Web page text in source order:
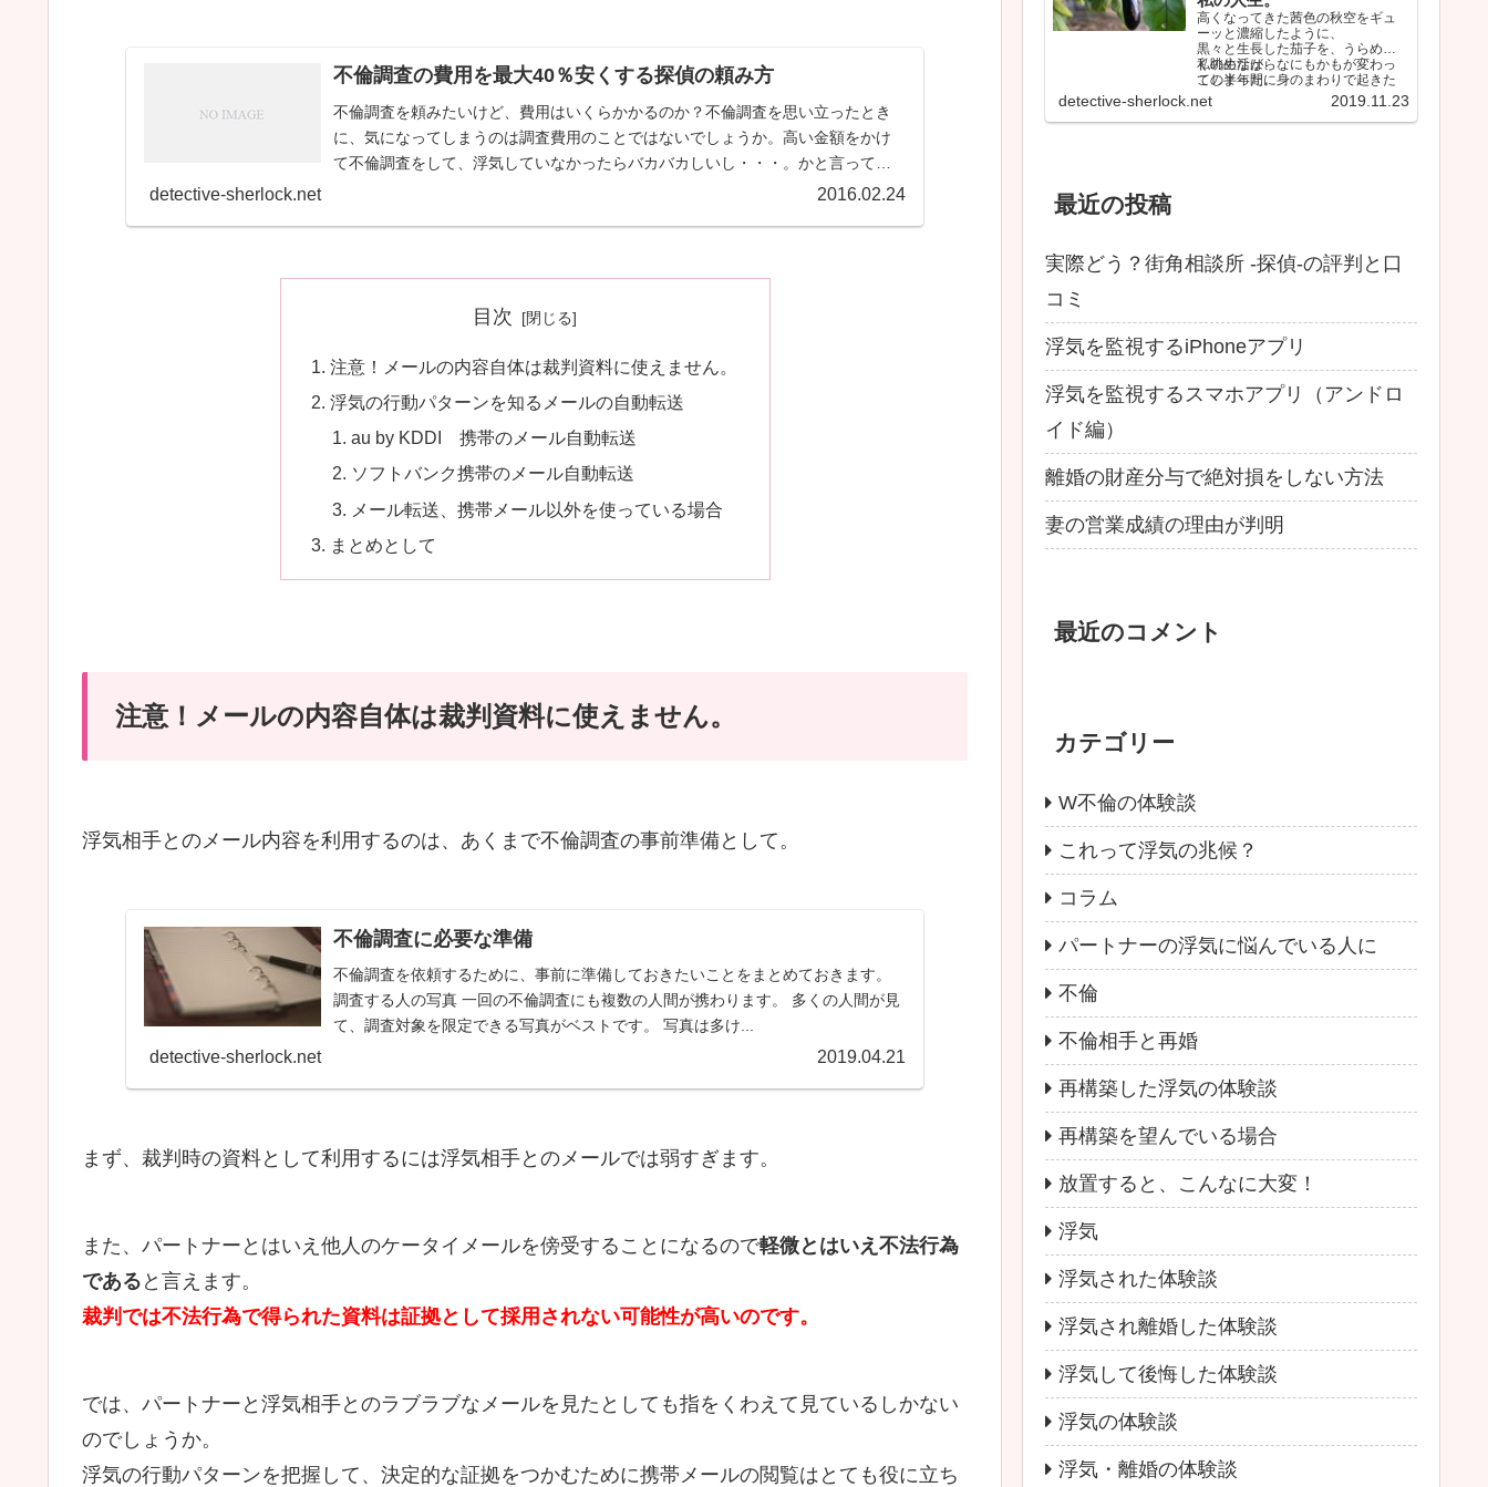
不倫調査の費用を最大40％安くする探偵の頼み方
不倫調査を頼みたいけど、費用はいくらかかるのか？不倫調査を思い立ったとき
に、気になってしまうのは調査費用のことではないでしょうか。高い金額をかけ
て不倫調査をして、浮気していなかったらバカバカしいし・・・。かと言って、
detective-sherlock.net 2016.02.24
目次
注意！メールの内容自体は裁判資料に使えません。
浮気の行動パターンを知るメールの自動転送
au by KDDI 携帯のメール自動転送
ソフトバンク携帯のメール自動転送
メール転送、携帯メール以外を使っている場合
まとめとして
注意！メールの内容自体は裁判資料に使えません。
浮気相手とのメール内容を利用するのは、あくまで不倫調査の事前準備として。
不倫調査に必要な準備
不倫調査を依頼するために、事前に準備しておきたいことをまとめておきます。
調査する人の写真 一回の不倫調査にも複数の人間が携わります。 多くの人間が見
て、調査対象を限定できる写真がベストです。 写真は多け...
detective-sherlock.net 2019.04.21
まず、裁判時の資料として利用するには浮気相手とのメールでは弱すぎます。
また、パートナーとはいえ他人のケータイメールを傍受することになるので軽微とはいえ不法行為
である と言えます。
裁判では不法行為で得られた資料は証拠として採用されない可能性が高いのです。
では、パートナーと浮気相手とのラブラブなメールを見たとしても指をくわえて見ているしかない
のでしょうか。
浮気の行動パターンを把握して、決定的な証拠をつかむために携帯メールの閲覧はとても役に立ち
高くなってきた茜色の秋空をギュ
ーッと濃縮したように、
黒々と生長した茄子を、うらめし
く眺めながら、
この半年間に身のまわりで起きた
ことを思い返していた。
私の生活は、なにもかもが変わっ
てしまった。
しかも間違いなく最悪な…
detective-sherlock.net 2019.11.23
最近の投稿
実際どう？街角相談所 -探偵-の評判と口
コミ
浮気を監視するiPhoneアプリ
浮気を監視するスマホアプリ（アンドロ
イド編）
離婚の財産分与で絶対損をしない方法
妻の営業成績の理由が判明
最近のコメント
カテゴリー
W不倫の体験談
これって浮気の兆候？
コラム
パートナーの浮気に悩んでいる人に
不倫
不倫相手と再婚
再構築した浮気の体験談
再構築を望んでいる場合
放置すると、こんなに大変！
浮気
浮気された体験談
浮気され離婚した体験談
浮気して後悔した体験談
浮気の体験談
浮気・離婚の体験談